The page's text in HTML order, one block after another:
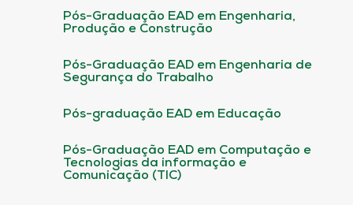
Pós-Graduação EAD em Engenharia,
Produção e Construção
Pós-Graduação EAD em Engenharia de
Segurança do Trabalho
Pós-graduação EAD em Educação
Pós-Graduação EAD em Computação e
Tecnologias da informação e
Comunicação (TIC)